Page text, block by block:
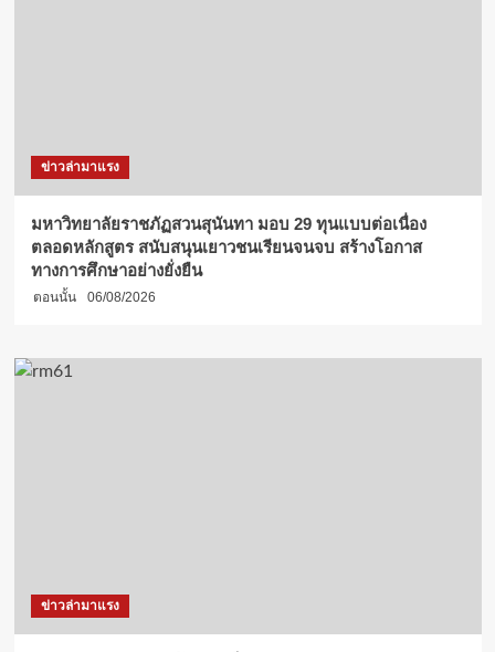
ข่าวล่ามาแรง
มหาวิทยาลัยราชภัฏสวนสุนันทา มอบ 29 ทุนแบบต่อเนื่อง
ตลอดหลักสูตร สนับสนุนเยาวชนเรียนจนจบ สร้างโอกาส
ทางการศึกษาอย่างยั่งยืน
ตอนนั้น 06/08/2026
ข่าวล่ามาแรง